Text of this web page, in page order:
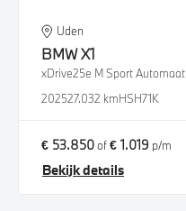
Uden
BMWX1
xDrive25e M Sport Automaat
202527.032 kmHSH71K
€ 53.850of€ 1.019 p/m
Bekijk details